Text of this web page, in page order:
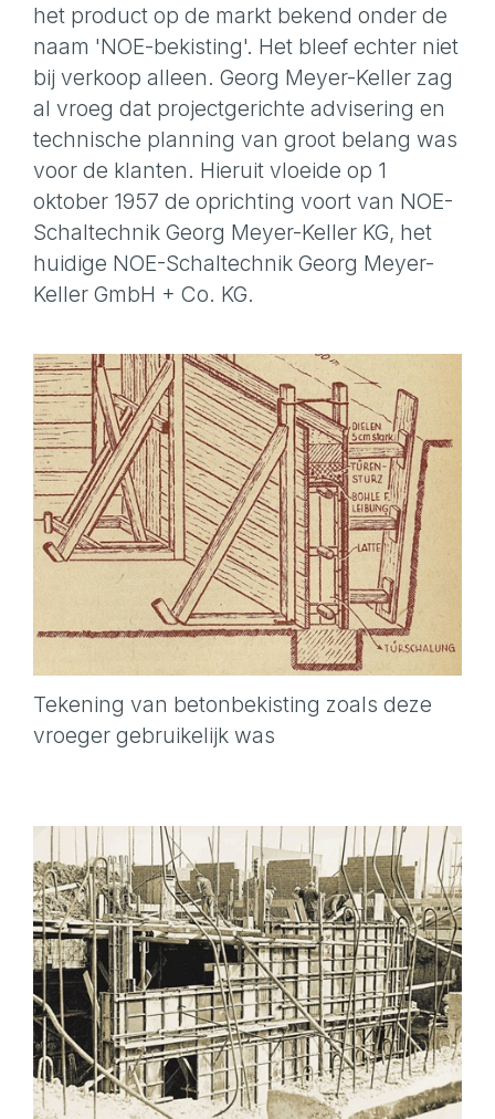
het product op de markt bekend onder de
naam 'NOE-bekisting'. Het bleef echter niet
bij verkoop alleen. Georg Meyer-Keller zag
al vroeg dat projectgerichte advisering en
technische planning van groot belang was
voor de klanten. Hieruit vloeide op 1
oktober 1957 de oprichting voort van NOE-
Schaltechnik Georg Meyer-Keller KG, het
huidige NOE-Schaltechnik Georg Meyer-
Keller GmbH + Co. KG.
Tekening van betonbekisting zoals deze
vroeger gebruikelijk was